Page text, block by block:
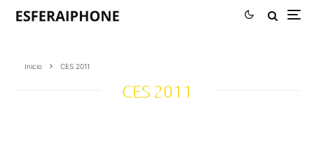
Inicio CES 2011
CES 2011